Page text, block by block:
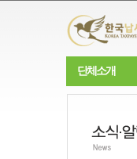
단체소개